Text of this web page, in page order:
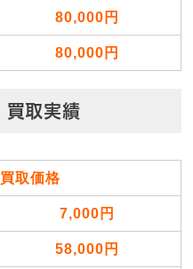
80,000円
80,000円
取実績
買取価格
7,000円
58,000円